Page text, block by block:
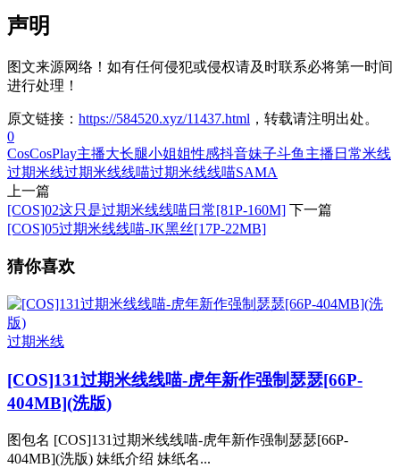
声明
图文来源网络！如有任何侵犯或侵权请及时联系必将第一时间
进行处理！
原文链接： https://584520.xyz/11437.html ，转载请注明出处。
0
CosCosPlay主播大长腿小姐姐性感抖音妹子斗鱼主播 日常米线
过期米线过期米线线喵过期米线线喵SAMA
上一篇
[COS]02这只是过期米线线喵日常[81P-160M] 下一篇
[COS]05过期米线线喵-JK黑丝[17P-22MB]
猜你喜欢
过期米线
[COS]131过期米线线喵-虎年新作强制瑟瑟[66P-
404MB](洗版)
图包名 [COS]131过期米线线喵-虎年新作强制瑟瑟[66P-
404MB](洗版) 妹纸介绍 妹纸名...